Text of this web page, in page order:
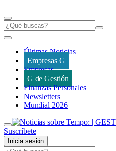
Últimas Noticias
Empresas G
Empresas
G de Gestión
Finanzas Personales
Newsletters
Mundial 2026
Suscríbete
Inicia sesión